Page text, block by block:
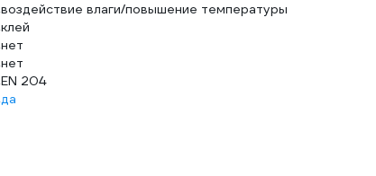
воздействие влаги/повышение температуры
клей
нет
нет
EN 204
да